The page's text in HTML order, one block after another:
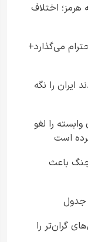
هرمز؛ اختلاف
می‌گذارد+
ایران را نگه
را لغو
است
باعث
گران‌تر را